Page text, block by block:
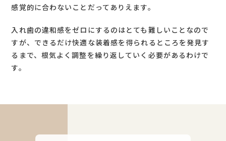
感覚的に合わないことだってありえます。
入れ歯の違和感をゼロにするのはとても難しいことなので
すが、できるだけ快適な装着感を得られるところを発見す
るまで、根気よく調整を繰り返していく必要があるわけで
す。